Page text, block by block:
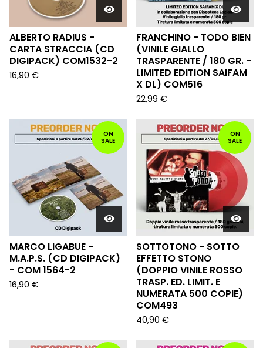
ALBERTO RADIUS -
CARTA STRACCIA (CD
DIGIPACK) COM1532-2
16,90 €
FRANCHINO - TODO BIEN
(VINILE GIALLO
TRASPARENTE / 180 GR. -
LIMITED EDITION SAIFAM
X DL) COM516
22,99 €
ON
SALE
MARCO LIGABUE -
M.A.P.S. (CD DIGIPACK)
- COM 1564-2
16,90 €
ON
SALE
SOTTOTONO - SOTTO
EFFETTO STONO
(DOPPIO VINILE ROSSO
TRASP. ED. LIMIT. E
NUMERATA 500 COPIE)
COM493
40,90 €